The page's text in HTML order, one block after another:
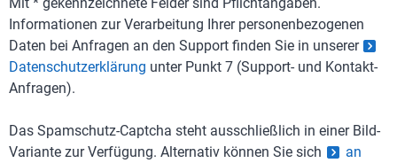
Informationen zur Verarbeitung Ihrer personenbezogenen
Daten bei Anfragen an den Support finden Sie in unserer
Datenschutzerklärung unter Punkt 7 (Support- und Kontakt-
Anfragen).
Das Spamschutz-Captcha steht ausschließlich in einer Bild-
Variante zur Verfügung. Alternativ können Sie sich
an